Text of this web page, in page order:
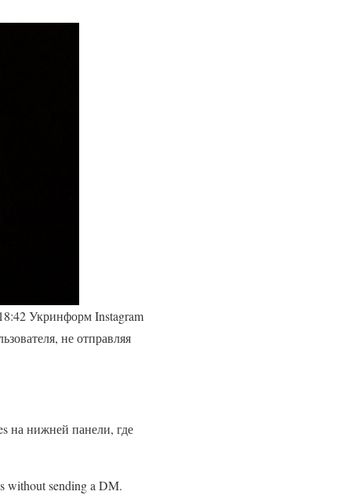
Укринформ Instagram
не отправляя
на нижней панели, где
without sending a DM.